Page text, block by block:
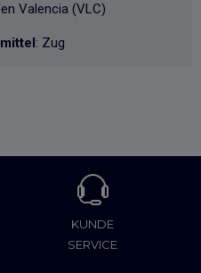
Valencia (VLC)
: Zug
KUNDE
SERVICE